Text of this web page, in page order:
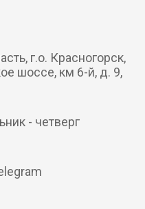
г.о. Красногорск,
шоссе, км 6-й, д. 9,
- четверг